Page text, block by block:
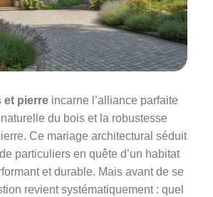
et pierre incarne l’alliance parfaite
du bois et la robustesse
Ce mariage architectural séduit
particuliers en quête d’un habitat
et durable. Mais avant de se
revient systématiquement : quel